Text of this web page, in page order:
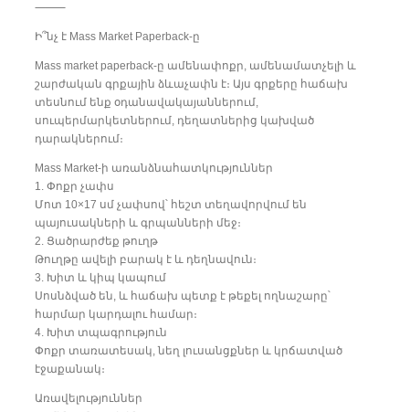
⸻
Ի՞նչ է Mass Market Paperback-ը
Mass market paperback-ը ամենափոքր, ամենամատչելի և
շարժական գրքային ձևաչափն է։ Այս գրքերը հաճախ
տեսնում ենք օդանավակայաններում,
սուպերմարկետներում, դեղատներից կախված
դարակներում։
Mass Market-ի առանձնահատկություններ
1. Փոքր չափս
Մոտ 10×17 սմ չափսով՝ հեշտ տեղավորվում են
պայուսակների և գրպանների մեջ։
2. Ցածրարժեք թուղթ
Թուղթը ավելի բարակ է և դեղնավուն։
3. Խիտ և կիպ կապում
Սոսնձված են, և հաճախ պետք է թեքել ողնաշարը՝
հարմար կարդալու համար։
4. Խիտ տպագրություն
Փոքր տառատեսակ, նեղ լուսանցքներ և կրճատված
էջաքանակ։
Առավելություններ